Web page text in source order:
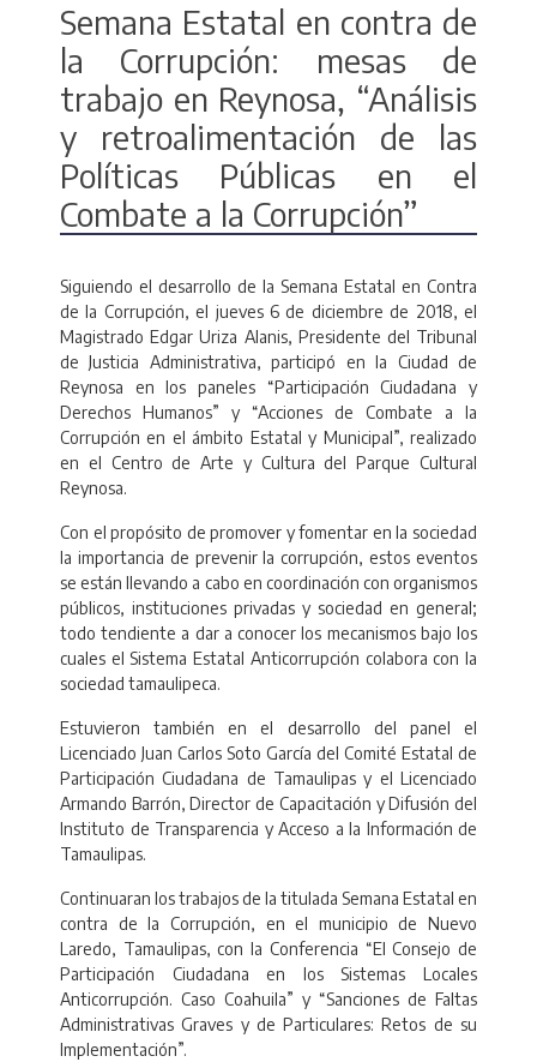
Semana Estatal en contra de
la Corrupción: mesas de
trabajo en Reynosa, “Análisis
y retroalimentación de las
Políticas Públicas en el
Combate a la Corrupción”
Siguiendo el desarrollo de la Semana Estatal en Contra
de la Corrupción, el jueves 6 de diciembre de 2018, el
Magistrado Edgar Uriza Alanis, Presidente del Tribunal
de Justicia Administrativa, participó en la Ciudad de
Reynosa en los paneles “Participación Ciudadana y
Derechos Humanos” y “Acciones de Combate a la
Corrupción en el ámbito Estatal y Municipal”, realizado
en el Centro de Arte y Cultura del Parque Cultural
Reynosa.
Con el propósito de promover y fomentar en la sociedad
la importancia de prevenir la corrupción, estos eventos
se están llevando a cabo en coordinación con organismos
públicos, instituciones privadas y sociedad en general;
todo tendiente a dar a conocer los mecanismos bajo los
cuales el Sistema Estatal Anticorrupción colabora con la
sociedad tamaulipeca.
Estuvieron también en el desarrollo del panel el
Licenciado Juan Carlos Soto García del Comité Estatal de
Participación Ciudadana de Tamaulipas y el Licenciado
Armando Barrón, Director de Capacitación y Difusión del
Instituto de Transparencia y Acceso a la Información de
Tamaulipas.
Continuaran los trabajos de la titulada Semana Estatal en
contra de la Corrupción, en el municipio de Nuevo
Laredo, Tamaulipas, con la Conferencia “El Consejo de
Participación Ciudadana en los Sistemas Locales
Anticorrupción. Caso Coahuila” y “Sanciones de Faltas
Administrativas Graves y de Particulares: Retos de su
Implementación”.